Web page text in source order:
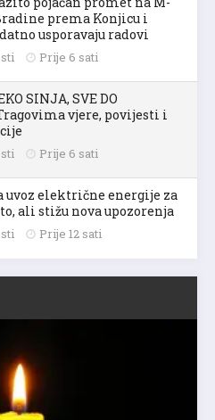
prema Konjicu i
usporavaju radovi
Prije 6 sati
SINJA, SVE DO
vjere, povijesti i
Prije 6 sati
električne energije za
ali stižu nova upozorenja
Prije 12 sati